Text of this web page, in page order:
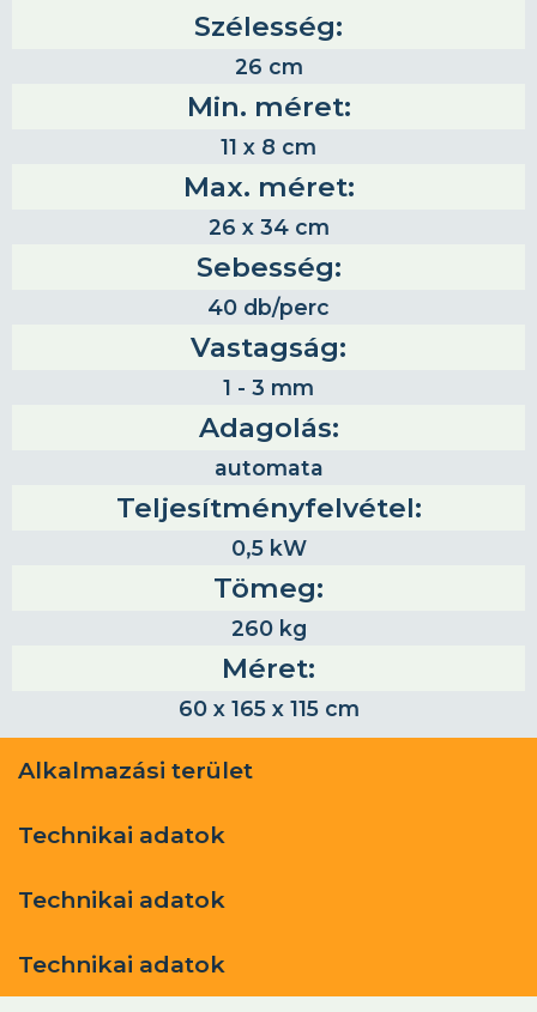
Szélesség:
26 cm
Min. méret:
11 x 8 cm
Max. méret:
26 x 34 cm
Sebesség:
40 db/perc
Vastagság:
1 - 3 mm
Adagolás:
automata
Teljesítményfelvétel:
0,5 kW
Tömeg:
260 kg
Méret:
60 x 165 x 115 cm
Alkalmazási terület
Technikai adatok
Technikai adatok
Technikai adatok